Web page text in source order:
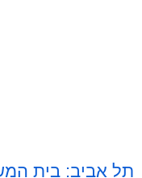
תל אביב: בית